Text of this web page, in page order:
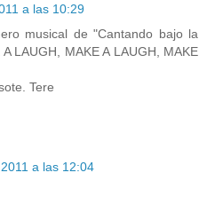
a las 10:29
musical de "Cantando bajo la
LAUGH, MAKE A LAUGH, MAKE
Tere
a las 12:04